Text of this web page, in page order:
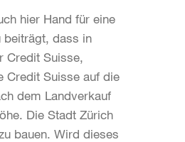
hier Hand für eine
beiträgt, dass in
Credit Suisse,
Credit Suisse auf die
dem Landverkauf
Die Stadt Zürich
bauen. Wird dieses